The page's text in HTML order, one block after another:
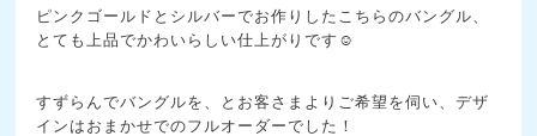
ピンクゴールドとシルバーでお作りしたこちらのバングル、
とても上品でかわいらしい仕上がりです☺️
すずらんでバングルを、とお客さまよりご希望を伺い、デザ
インはおまかせでのフルオーダーでした！